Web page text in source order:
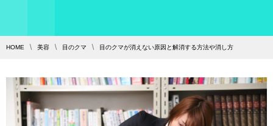
HOME 美容 目のクマ 目のクマが消えない原因と解消する方法や消し方